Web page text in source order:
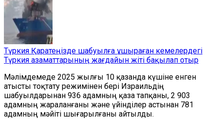
Түркия Қаратеңізде шабуылға ұшыраған кемелердегі
Түркия азаматтарының жағдайын жіті бақылап отыр
Мәлімдемеде 2025 жылғы 10 қазанда күшіне енген
атысты тоқтату режимінен бері Израильдің
шабуылдарынан 936 адамның қаза тапқаны, 2 903
адамның жараланғаны және үйінділер астынан 781
адамның мәйіті шығарылғаны айтылды.